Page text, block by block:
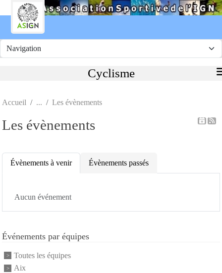
Cyclisme
Accueil Les évènements
Les évènements
Évènements à venir Évènements passés
Aucun événement
Événements par équipes
Toutes les équipes
Aix
Panneau de gestion des cookies